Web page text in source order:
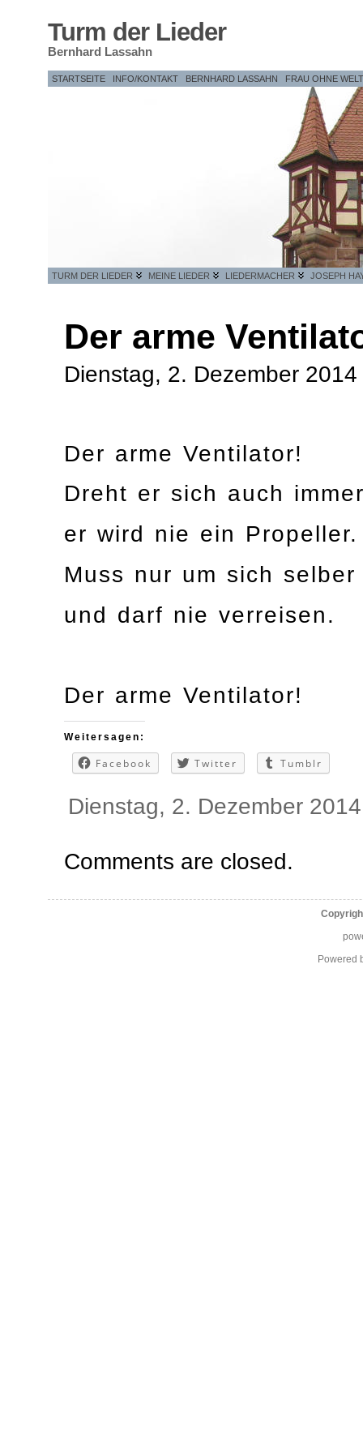
Turm der Lieder
Bernhard Lassahn
STARTSEITE INFO/KONTAKT BERNHARD LASSAHN FRAU OHNE WELT
TURM DER LIEDER MEINE LIEDER LIEDERMACHER JOSEPH
Der arme
Dienstag, 2. Dezember 2014
Der arme Ventilator!
Dreht er sich auch
er wird nie ein Propeller.
Muss nur um sich
und darf nie verreisen.
Der arme Ventilator!
Weitersagen:
Facebook Twitter Tumblr
Dienstag, 2. Dezember 2014
Comments are closed.
Powered